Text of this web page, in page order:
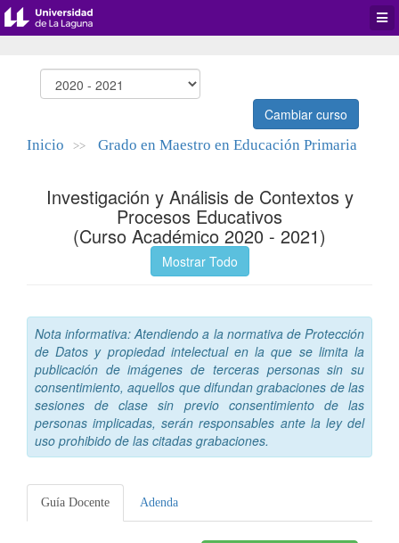
Cambiar curso
Inicio >> Grado en Maestro en Educación Primaria
Investigación y Análisis de Contextos y
Procesos Educativos
(Curso Académico 2020 - 2021)
Mostrar Todo
Nota informativa: Atendiendo a la normativa de Protección
de Datos y propiedad intelectual en la que se limita la
publicación de imágenes de terceras personas sin su
consentimiento, aquellos que difundan grabaciones de las
sesiones de clase sin previo consentimiento de las
personas implicadas, serán responsables ante la ley del
uso prohibido de las citadas grabaciones.
Guía Docente Adenda